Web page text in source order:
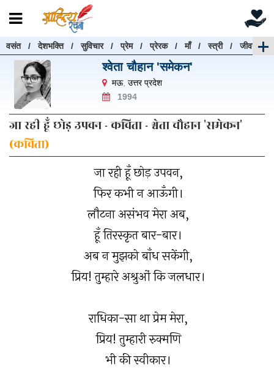
वसंत/देशभक्ति/सुविचार/प्रेम/प्रेरक/माँ/स्त्री/जीवन
श्वेता चौहान 'समेकन'
मऊ, उत्तर प्रदेश
1994
जा रही हूँ छोड़ उपवन - कविता - श्वेता चौहान 'समेकन'
(कविता)
जा रही हूँ छोड़ उपवन,
फिर कभी न आऊँगी।
लौटना असंभव मेरा अब,
हूँ तिरस्कृत बार-बार।
अब न मुझको बाँध सकेंगी,
प्रिय! तुम्हारे अश्रुओं कि जलधार।
राधिका-सा था प्रेम मेरा,
प्रिय! तुम्हारी रुक्मणि
भी की स्वीकार।
रचनाएँ खोजें
रचनाएँ खोजने के लिए नीचे दी गई बॉक्स में हिन्दी में लिखें और
"खोजें" बटन पर क्लिक करें